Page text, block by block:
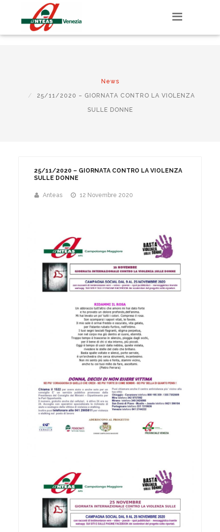
E-mail associati
News
25/11/2020 – GIORNATA CONTRO LA VIOLENZA
SULLE DONNE
25/11/2020 – GIORNATA CONTRO LA VIOLENZA
SULLE DONNE
Anteas 12 Novembre 2020